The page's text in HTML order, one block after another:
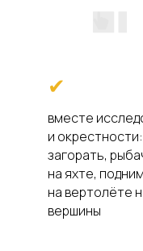
✔
вместе
и
загорать,
на яхте,
на вертолёте
вершины